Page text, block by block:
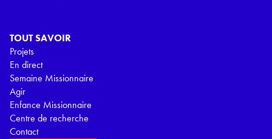
TOUT SAVOIR
Projets
En direct
Semaine Missionnaire
Agir
Enfance Missionnaire
Centre de recherche
Contact